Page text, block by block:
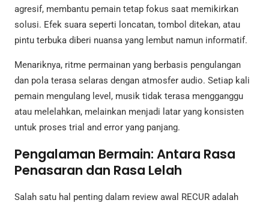
agresif, membantu pemain tetap fokus saat memikirkan
solusi. Efek suara seperti loncatan, tombol ditekan, atau
pintu terbuka diberi nuansa yang lembut namun informatif.
Menariknya, ritme permainan yang berbasis pengulangan
dan pola terasa selaras dengan atmosfer audio. Setiap kali
pemain mengulang level, musik tidak terasa mengganggu
atau melelahkan, melainkan menjadi latar yang konsisten
untuk proses trial and error yang panjang.
Pengalaman Bermain: Antara Rasa
Penasaran dan Rasa Lelah
Salah satu hal penting dalam review awal RECUR adalah